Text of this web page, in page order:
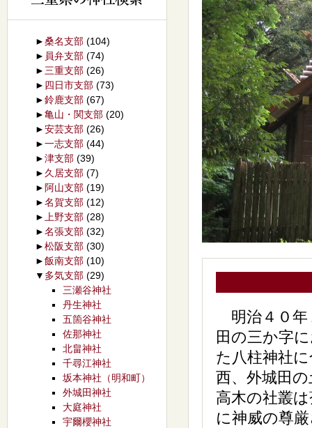
明治４０
田の三か字
た八柱神社
西、外城田
高木の社叢
に神威の尊
►桑名支部 (104)
► 員弁支部 (74)
► 三重支部 (26)
► 四日市支部 (73)
►鈴鹿支部 (67)
►亀山・関支部 (20)
►安芸支部 (26)
►一志支部 (44)
►津支部 (39)
► 久居支部 (7)
► 阿山支部 (19)
►名賀支部 (12)
►
上野支部 (28)
►名張支部 (32)
►松阪支部 (30)
►飯南支部 (10)
▼ 多気支部 (29)
三瀬谷神社
丹生神社
五箇谷神社
佐那神社
北畠神社
千尋江神社
坂本神社（明和町）
外城田神社
大庭神社
宇爾櫻神社